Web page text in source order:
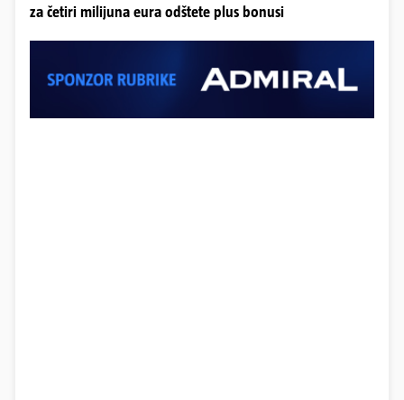
za četiri milijuna eura odštete plus bonusi